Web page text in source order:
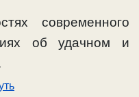
современного
об удачном и